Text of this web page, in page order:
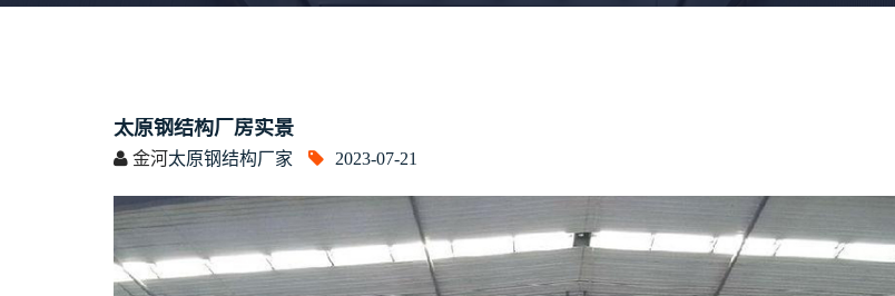
太原钢结构厂房实景
金河太原钢结构厂家 2023-07-21